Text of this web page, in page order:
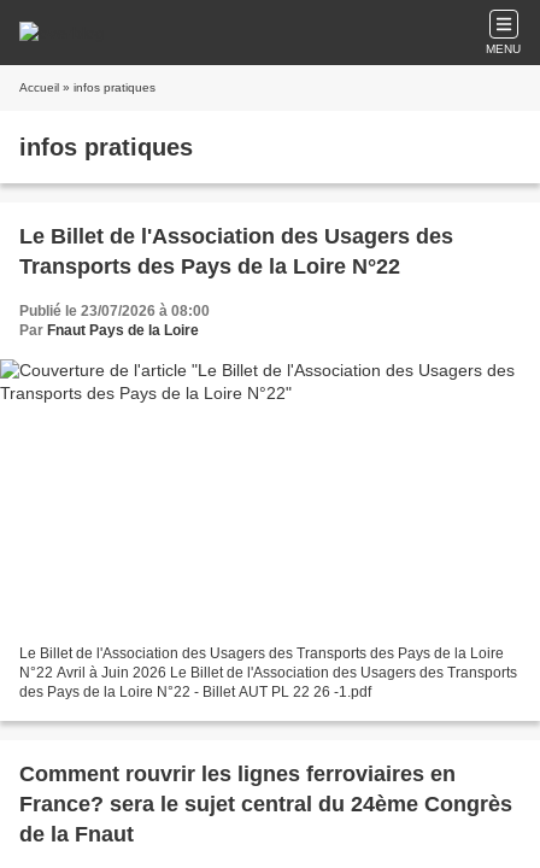
MENU
Accueil » infos pratiques
infos pratiques
Le Billet de l'Association des Usagers des
Transports des Pays de la Loire N°22
Publié le 23/07/2026 à 08:00
Par Fnaut Pays de la Loire
Le Billet de l'Association des Usagers des Transports des Pays de la Loire
N°22 Avril à Juin 2026 Le Billet de l'Association des Usagers des Transports
des Pays de la Loire N°22 - Billet AUT PL 22 26 -1.pdf
Comment rouvrir les lignes ferroviaires en
France? sera le sujet central du 24ème Congrès
de la Fnaut